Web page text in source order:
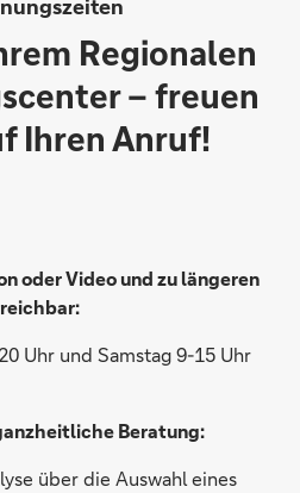
Regionalen
– freuen
Ihren Anruf!
oder Video und zu längeren
Uhr und Samstag 9-15 Uhr
Beratung:
über die Auswahl eines